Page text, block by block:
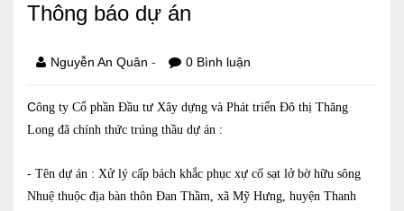
Tin tức cổ đông
Đại hội cổ đông
Điều lệ và quy chế
SẢN PHẨM
Thông báo dự án
Nguyễn An Quân - 0 Bình luận
Công ty Cổ phần Đầu tư Xây dựng và Phát triển Đô thị Thăng
Long đã chính thức trúng thầu dự án :
- Tên dự án : Xử lý cấp bách khắc phục xự cố sạt lở bờ hữu sông
Nhuệ thuộc địa bàn thôn Đan Thầm, xã Mỹ Hưng, huyện Thanh